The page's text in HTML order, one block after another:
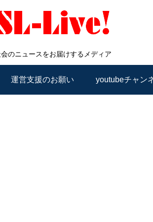
のニュースをお届けするメディア
運営支援のお願い youtubeチャン